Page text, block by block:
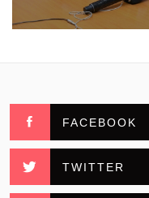
FACEBOOK
TWITTER